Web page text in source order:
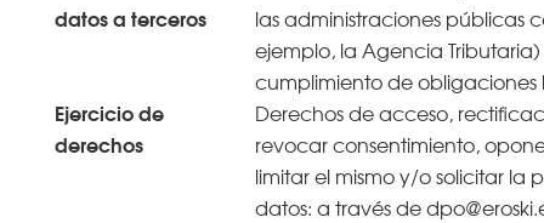
datos a terceros
las administraciones públicas
ejemplo, la Agencia
cumplimiento de obligaciones
Ejercicio de
derechos
Derechos de acceso,
revocar consentimiento,
limitar el mismo y/o solicitar la
datos: a través de